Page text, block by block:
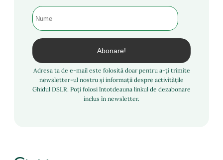
Adresa ta de e-mail este folosită doar pentru a-ți trimite
newsletter-ul nostru și informații despre activitățile
Ghidul DSLR. Poți folosi întotdeauna linkul de dezabonare
inclus în newsletter.